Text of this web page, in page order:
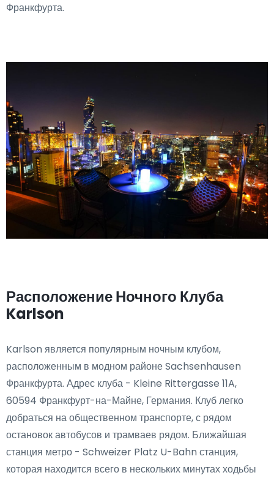
Франкфурта.
Расположение Ночного Клуба
Karlson
Karlson является популярным ночным клубом,
расположенным в модном районе Sachsenhausen
Франкфурта. Адрес клуба - Kleine Rittergasse 11A,
60594 Франкфурт-на-Майне, Германия. Клуб легко
добраться на общественном транспорте, с рядом
остановок автобусов и трамваев рядом. Ближайшая
станция метро - Schweizer Platz U-Bahn станция,
которая находится всего в нескольких минутах ходьбы